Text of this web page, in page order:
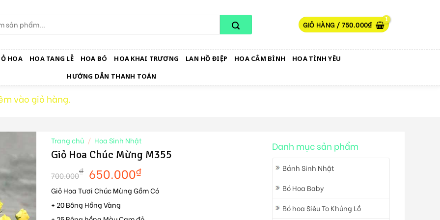
GIỎ HÀNG / 750.000₫
HOA HOA TANG LỄ HOA BÓ HOA KHAI TRƯƠNG LAN HỒ ĐIỆP HOA CẮM BÌNH
HOA TÌNH YÊU
HƯỚNG DẪN THANH TOÁN
vào giỏ hàng.
Danh mục sản phẩm
Bánh Sinh Nhật
Bó Hoa Baby
Bó hoa Siêu To Khủng Lồ
Trang chủ / Hoa Sinh Nhật
Giỏ Hoa Chúc Mừng M355
700.000₫ 650.000₫
Giỏ Hoa Tươi Chúc Mừng Gồm Có
+ 20 Bông Hồng Vàng